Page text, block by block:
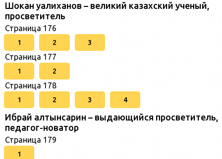
Шокан уалиханов – великий казахский ученый,
просветитель
Страница 176
1 2 3
Страница 177
1 2
Страница 178
1 2 3 4
Ибрай алтынсарин – выдающийся просветитель,
педагог-новатор
Страница 179
1